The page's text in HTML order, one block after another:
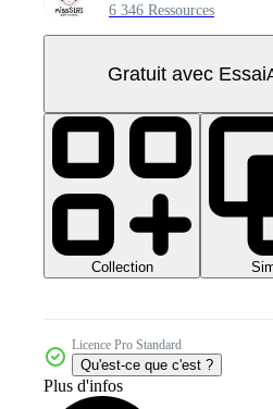
6 346 Ressources
Gratuit avec Essai
Collection
Licence Pro Standard
Qu'est-ce que c'est ?
Plus d'infos